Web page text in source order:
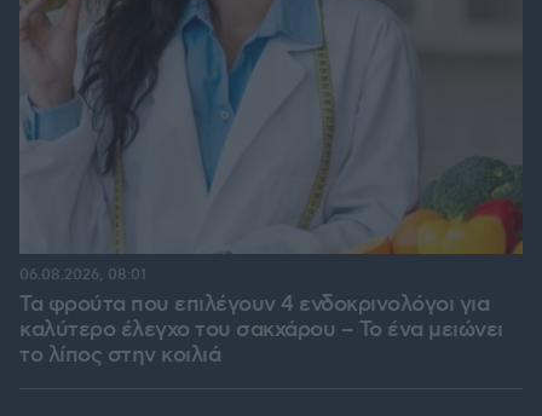
Τα φρούτα που επιλέγουν 4 ενδοκρινολόγοι για
καλύτερο έλεγχο του σακχάρου – Το ένα μειώνει
το λίπος στην κοιλιά
06.08.2026, 08:01